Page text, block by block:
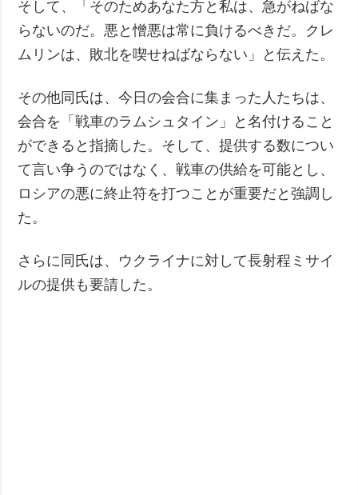
そして、「そのためあなた方と私は、急がねばな
らないのだ。悪と憎悪は常に負けるべきだ。クレ
ムリンは、敗北を喫せねばならない」と伝えた。
その他同氏は、今日の会合に集まった人たちは、
会合を「戦車のラムシュタイン」と名付けること
ができると指摘した。そして、提供する数につい
て言い争うのではなく、戦車の供給を可能とし、
ロシアの悪に終止符を打つことが重要だと強調し
た。
さらに同氏は、ウクライナに対して長射程ミサイ
ルの提供も要請した。